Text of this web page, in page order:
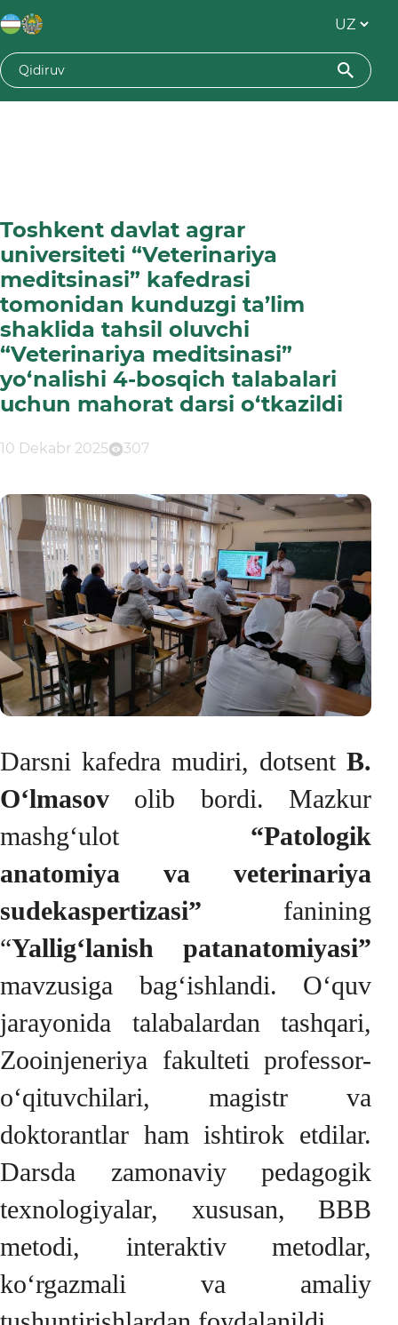
Toshkent davlat agrar
universiteti “Veterinariya
meditsinasi” kafedrasi
tomonidan kunduzgi ta’lim
shaklida tahsil oluvchi
“Veterinariya meditsinasi”
yo‘nalishi 4-bosqich talabalari
uchun mahorat darsi o‘tkazildi
10 Dekabr 2025 307
Darsni kafedra mudiri, dotsentB.
O‘lmasov olib bordi. Mazkur
mashg‘ulot “Patologik
anatomiya va veterinariya
sudekaspertizasi” fanining
“Yallig‘lanish patanatomiyasi”
mavzusiga bag‘ishlandi. O‘quv
jarayonida talabalardan tashqari,
Zooinjeneriya fakulteti professor-
o‘qituvchilari, magistr va
doktorantlar ham ishtirok etdilar.
Darsda zamonaviy pedagogik
texnologiyalar, xususan, BBB
metodi, interaktiv metodlar,
ko‘rgazmali va amaliy